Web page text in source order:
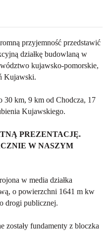
przyjemność przedstawić
działkę budowlaną w
kujawsko-pomorskie,
Kujawski.
30 km, 9 km od Chodcza, 17
Kujawskiego.
PREZENTACJĘ.
W NASZYM
w media działka
o powierzchni 1641 m kw
drogi publicznej.
zostały fundamenty z bloczka